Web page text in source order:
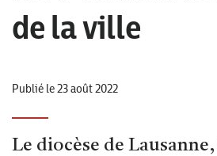
de la ville
Publié le 23 août 2022
Le diocèse de